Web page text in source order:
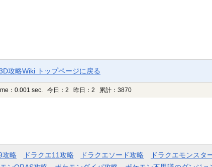
攻略Wiki トップページに戻る
：0.001 sec. 今日：2 昨日：2 累計：3870
攻略 ドラクエ11攻略 ドラクエソード攻略 ドラクエモンスタ